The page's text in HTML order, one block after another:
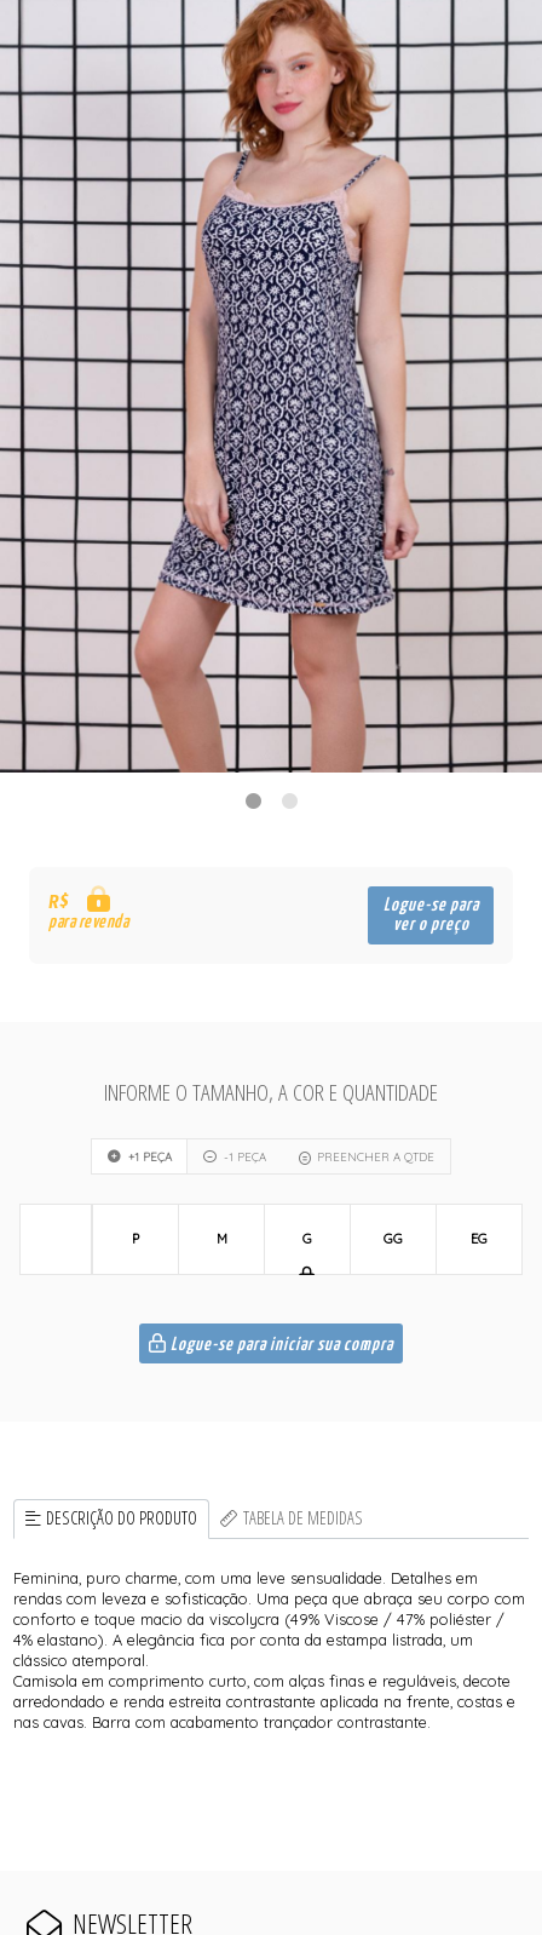
R$
para revenda
Logue-se para
ver o preço
INFORME O TAMANHO, A COR E QUANTIDADE
+1 PEÇA -1 PEÇA PREENCHER A QTDE
P M G GG EG
Logue-se para iniciar sua compra
DESCRIÇÃO DO PRODUTO TABELA DE MEDIDAS
Feminina, puro charme, com uma leve sensualidade. Detalhes em
rendas com leveza e sofisticação. Uma peça que abraça seu corpo com
conforto e toque macio da viscolycra (49% Viscose / 47% poliéster /
4% elastano). A elegância fica por conta da estampa listrada, um
clássico atemporal.
Camisola em comprimento curto, com alças finas e reguláveis, decote
arredondado e renda estreita contrastante aplicada na frente, costas e
nas cavas. Barra com acabamento trançador contrastante.
NEWSLETTER